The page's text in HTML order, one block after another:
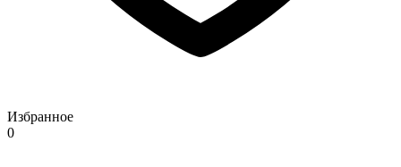
Избранное
0